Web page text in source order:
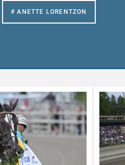
# ANETTE LORENTZON